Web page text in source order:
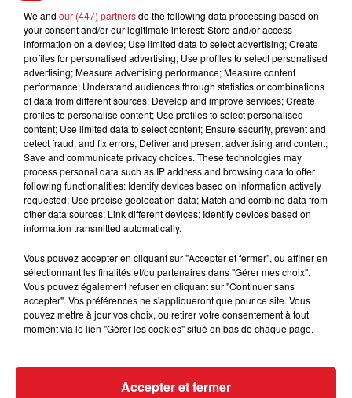
FIL D'ACTUS
15 juillet 2026
BÉTHUNE: ENQUÊTE POUR HOMICIDE
Selon les premiers éléments, le logement servait
à des prostituées
We and our (447) partnersdo the following data processing based on
your consent and/or our legitimate interest: Store and/or access
information on a device; Use limited data to select advertising; Create
profiles for personalised advertising; Use profiles to select personalised
advertising; Measure advertising performance; Measure content
performance; Understand audiences through statistics or combinations
of data from different sources; Develop and improve services; Create
profiles to personalise content; Use profiles to select personalised
content; Use limited data to select content; Ensure security, prevent and
detect fraud, and fix errors; Deliver and present advertising and content;
Save and communicate privacy choices. These technologies may
process personal data such as IP address and browsing data to offer
following functionalities: Identify devices based on information actively
requested; Use precise geolocation data; Match and combine data from
other data sources; Link different devices; Identify devices based on
information transmitted automatically.
Vous pouvez accepter en cliquant sur "Accepter et fermer", ou affiner en
sélectionnant les finalités et/ou partenaires dans "Gérer mes choix".
Vous pouvez également refuser en cliquant sur "Continuer sans
accepter". Vos préférences ne s'appliqueront que pour ce site. Vous
pouvez mettre à jour vos choix, ou retirer votre consentement à tout
moment via le lien "Gérer les cookies" situé en bas de chaque page.
Accepter et fermer